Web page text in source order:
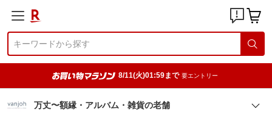
8/11(火)01:59まで 要エントリー
万丈〜額縁・アルバム・雑貨の老舗